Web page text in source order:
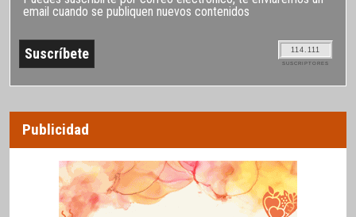
email cuando se publiquen nuevos contenidos
114.111
SUSCRIPTORES
Publicidad